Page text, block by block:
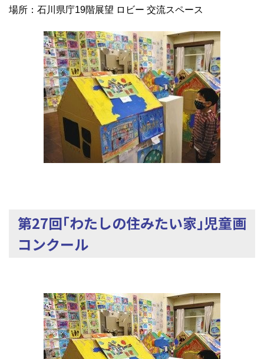
場所：石川県庁19階展望 ロビー 交流スペース
第27回｢わたしの住みたい家｣児童画
コンクール